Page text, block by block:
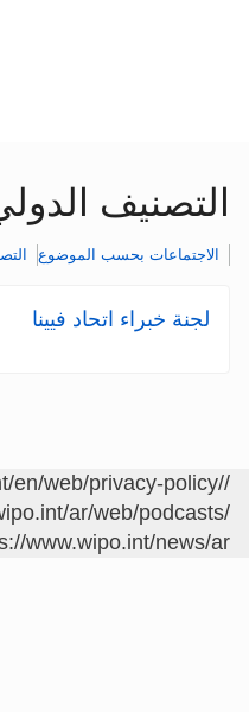
التصنيف
الاجتماعات بحسب الموضوع
لجنة خبراء اتحاد فيينا
/contact/ar/area.jsp?area=meetings
en/web/privacy-policy/
ar/web/podcasts/
www.wipo.int/news/ar/